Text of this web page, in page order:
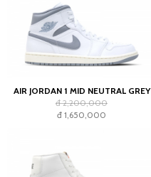
AIR JORDAN 1 MID NEUTRAL GREY
đ 2,200,000
đ 1,650,000